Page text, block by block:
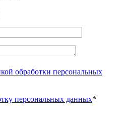
обработки персональных
персональных данных*